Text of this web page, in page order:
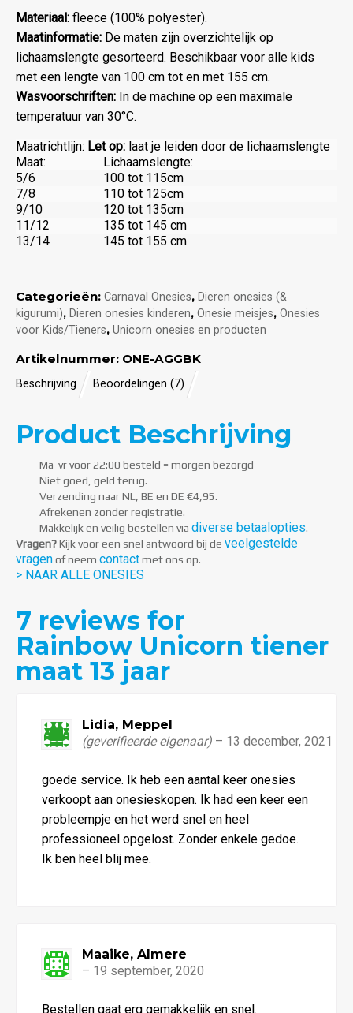
Materiaal: fleece (100% polyester).
Maatinformatie: De maten zijn overzichtelijk op
lichaamslengte gesorteerd. Beschikbaar voor alle kids
met een lengte van 100 cm tot en met 155 cm.
Wasvoorschriften: In de machine op een maximale
temperatuur van 30°C.
Maatrichtlijn: Let op: laat je leiden door de lichaamslengte
Maat:
Lichaamslengte:
5/6
100 tot 115cm
7/8
110 tot 125cm
9/10
120 tot 135cm
11/12
135 tot 145 cm
13/14
145 tot 155 cm
Artikelnummer: ONE-AGGBK
Categorieën: Carnaval Onesies, Dieren onesies (&
kigurumi), Dieren onesies kinderen, Onesie meisjes, Onesies
voor Kids/Tieners, Unicorn onesies en producten
Beschrijving Beoordelingen (7)
Product Beschrijving
Ma-vr voor 22:00 besteld = morgen bezorgd
Niet goed, geld terug.
Verzending naar NL, BE en DE €4,95.
Afrekenen zonder registratie.
Makkelijk en veilig bestellen via diverse betaalopties.
Vragen?Kijk voor een snel antwoord bij de veelgestelde
vragenof neem contactmet ons op.
> NAAR ALLE ONESIES
de 5
7 reviews for
Rainbow Unicorn tiener
maat 13 jaar
5uit 5
Lidia, Meppel
(geverifieerde eigenaar) – 13 december, 2021
goede service. Ik heb een aantal keer onesies
verkoopt aan onesieskopen. Ik had een keer een
probleempje en het werd snel en heel
professioneel opgelost. Zonder enkele gedoe.
Ik ben heel blij mee.
Maaike, Almere
– 19 september, 2020
Bestellen gaat erg gemakkelijk en snel.